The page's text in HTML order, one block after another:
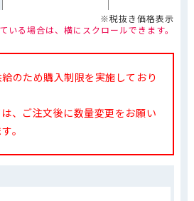
※税抜き価格表示
る場合は、横にスクロールできます。
のため購入制限を実施しており
、ご注文後に数量変更をお願い
。